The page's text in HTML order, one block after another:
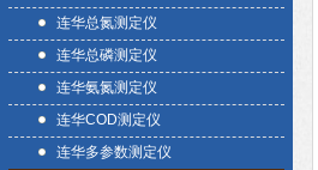
连华总氮测定仪
连华总磷测定仪
连华氨氮测定仪
连华COD测定仪
连华多参数测定仪